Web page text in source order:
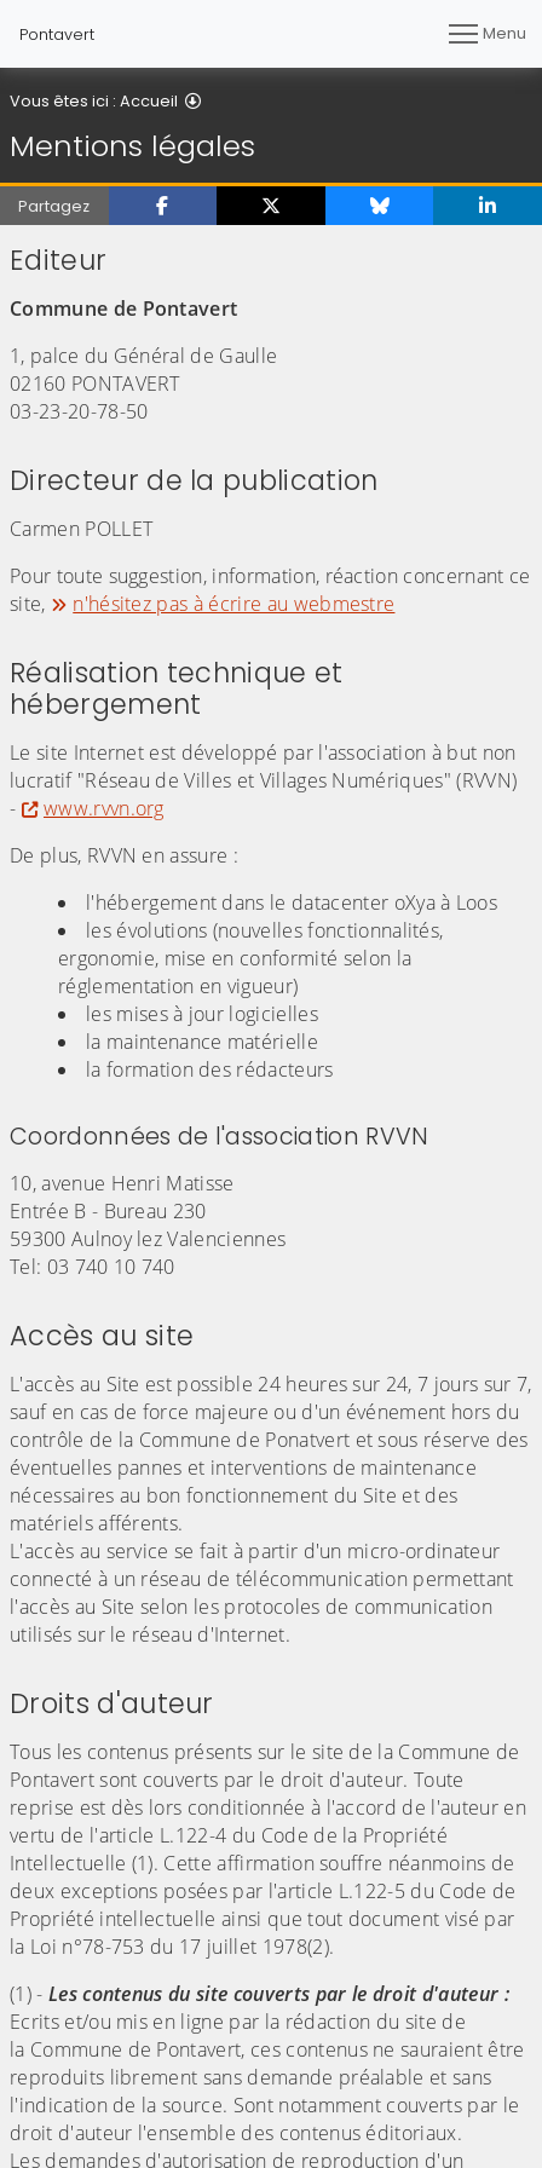
Pontavert Menu
Vous êtes ici : Accueil
Mentions légales
Partagez
Editeur
Commune de Pontavert
1, palce du Général de Gaulle
02160 PONTAVERT
03-23-20-78-50
Directeur de la publication
Carmen POLLET
Pour toute suggestion, information, réaction concernant ce
site,
n'hésitez pas à écrire au webmestre
Réalisation technique et
hébergement
Le site Internet est développé par l'association à but non
lucratif "Réseau de Villes et Villages Numériques" (RVVN)
-
www.rvvn.org
De plus, RVVN en assure :
l'hébergement dans le datacenter oXya à Loos
les évolutions (nouvelles fonctionnalités,
ergonomie, mise en conformité selon la
réglementation en vigueur)
les mises à jour logicielles
la maintenance matérielle
la formation des rédacteurs
Coordonnées de l'association RVVN
10, avenue Henri Matisse
Entrée B - Bureau 230
59300 Aulnoy lez Valenciennes
Tel: 03 740 10 740
Accès au site
L'accès au Site est possible 24 heures sur 24, 7 jours sur 7,
sauf en cas de force majeure ou d'un événement hors du
contrôle de la Commune de Ponatvert et sous réserve des
éventuelles pannes et interventions de maintenance
nécessaires au bon fonctionnement du Site et des
matériels afférents.
L'accès au service se fait à partir d'un micro-ordinateur
connecté à un réseau de télécommunication permettant
l'accès au Site selon les protocoles de communication
utilisés sur le réseau d'Internet.
Droits d'auteur
Tous les contenus présents sur le site de la Commune de
Pontavert sont couverts par le droit d'auteur. Toute
reprise est dès lors conditionnée à l'accord de l'auteur en
vertu de l'article L.122-4 du Code de la Propriété
Intellectuelle (1). Cette affirmation souffre néanmoins de
deux exceptions posées par l'article L.122-5 du Code de
Propriété intellectuelle ainsi que tout document visé par
la Loi n°78-753 du 17 juillet 1978(2).
(1) - Les contenus du site couverts par le droit d'auteur :
Ecrits et/ou mis en ligne par la rédaction du site de
la Commune de Pontavert, ces contenus ne sauraient être
reproduits librement sans demande préalable et sans
l'indication de la source. Sont notamment couverts par le
droit d'auteur l'ensemble des contenus éditoriaux.
Les demandes d'autorisation de reproduction d'un